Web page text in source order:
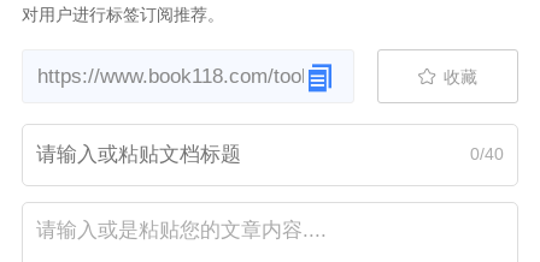
对用户进行标签订阅推荐。
收藏
0/40